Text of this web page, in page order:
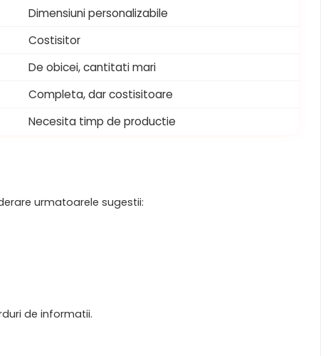
Dimensiuni personalizabile
Costisitor
De obicei, cantitati mari
Completa, dar costisitoare
Necesita timp de productie
urmatoarele sugestii:
de informatii.